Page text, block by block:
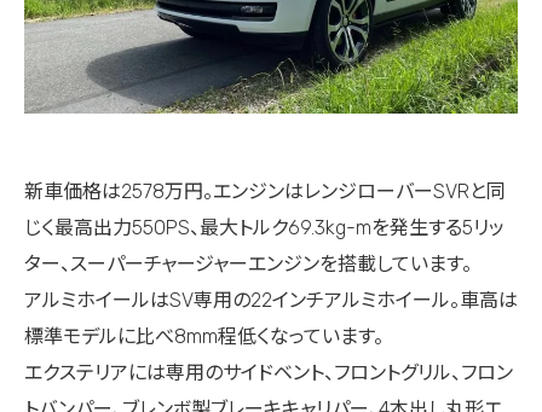
新車価格は2578万円。エンジンはレンジローバーSVRと同
じく最高出力550PS、最大トルク69.3kg-mを発生する5リッ
ター、スーパーチャージャーエンジンを搭載しています。
アルミホイールはSV専用の22インチアルミホイール。車高は
標準モデルに比べ8mm程低くなっています。
エクステリアには専用のサイドベント、フロントグリル、フロン